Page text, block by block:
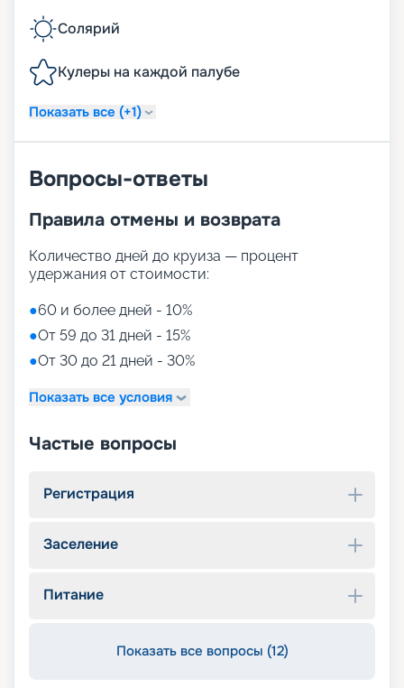
Солярий
Кулеры на каждой палубе
Показать все (+1)
Вопросы-ответы
Правила отмены и возврата
Количество дней до круиза — процент
удержания от стоимости:
●60 и более дней - 10%
●От 59 до 31 дней - 15%
●От 30 до 21 дней - 30%
Показать все условия
Частые вопросы
Регистрация
Заселение
Питание
Показать все вопросы (12)